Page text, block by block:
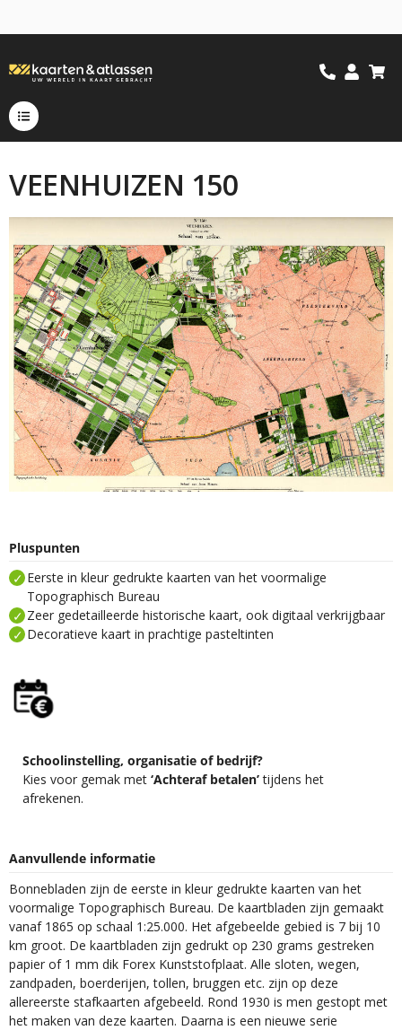
VEENHUIZEN 150
Pluspunten
Eerste in kleur gedrukte kaarten van het voormalige
Topographisch Bureau
Zeer gedetailleerde historische kaart, ook digitaal verkrijgbaar
Decoratieve kaart in prachtige pasteltinten
Schoolinstelling, organisatie of bedrijf?
Kies voor gemak met ‘Achteraf betalen’tijdens het
afrekenen.
Aanvullende informatie
Bonnebladen zijn de eerste in kleur gedrukte kaarten van het
voormalige Topographisch Bureau. De kaartbladen zijn gemaakt
vanaf 1865 op schaal 1:25.000. Het afgebeelde gebied is 7 bij 10
km groot. De kaartbladen zijn gedrukt op 230 grams gestreken
papier of 1 mm dik Forex Kunststofplaat. Alle sloten, wegen,
zandpaden, boerderijen, tollen, bruggen etc. zijn op deze
allereerste stafkaarten afgebeeld. Rond 1930 is men gestopt met
het maken van deze kaarten. Daarna is een nieuwe serie